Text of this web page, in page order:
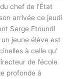
chef de l’État
arrivée ce jeudi
Serge Etoundi
jeune élève est
à celle qu’
de l’école
profonde à